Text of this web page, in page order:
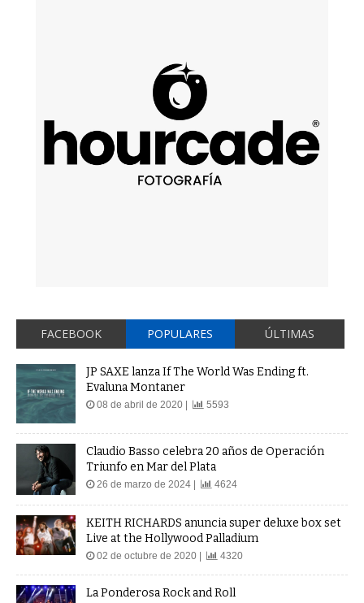
FACEBOOK POPULARES ÚLTIMAS
JP SAXE lanza If The World Was Ending ft.
Evaluna Montaner
08 de abril de 2020 | 5593
Claudio Basso celebra 20 años de Operación
Triunfo en Mar del Plata
26 de marzo de 2024 | 4624
KEITH RICHARDS anuncia super deluxe box set
Live at the Hollywood Palladium
02 de octubre de 2020 | 4320
La Ponderosa Rock and Roll